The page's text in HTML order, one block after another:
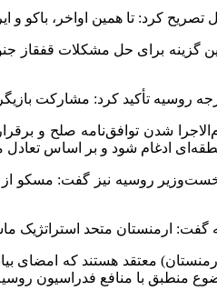
تصریح کرد:‌ تا همین اواخر، باکو
گزینه برای حل مشکلات قفقاز
روسیه تأکید کرد: مشارکت
شدن توافق‌نامه صلح و
ادغام شود و بر اساس
روسیه نیز گفت: مسکو از
ارمنستان متحد استراتژیک
معتقد هستند که امضای
منطبق با منافع فدراسیون